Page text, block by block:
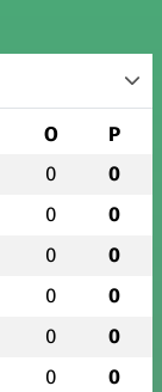
O P
0 0
0 0
0 0
0 0
0 0
0 0